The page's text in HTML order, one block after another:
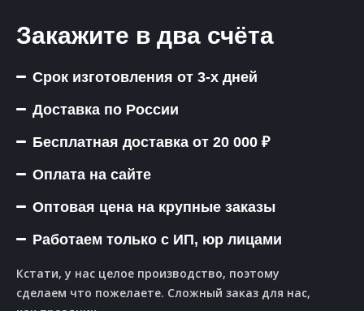
Закажите в два счёта
Срок изготовления от 3-х дней
Доставка по России
Бесплатная доставка от 20 000 ₽
Оплата на сайте
Оптовая цена на крупные заказы
Работаем только с ИП, юр лицами
Кстати, у нас целое производство, поэтому
сделаем что пожелаете. Сложный заказ для нас,